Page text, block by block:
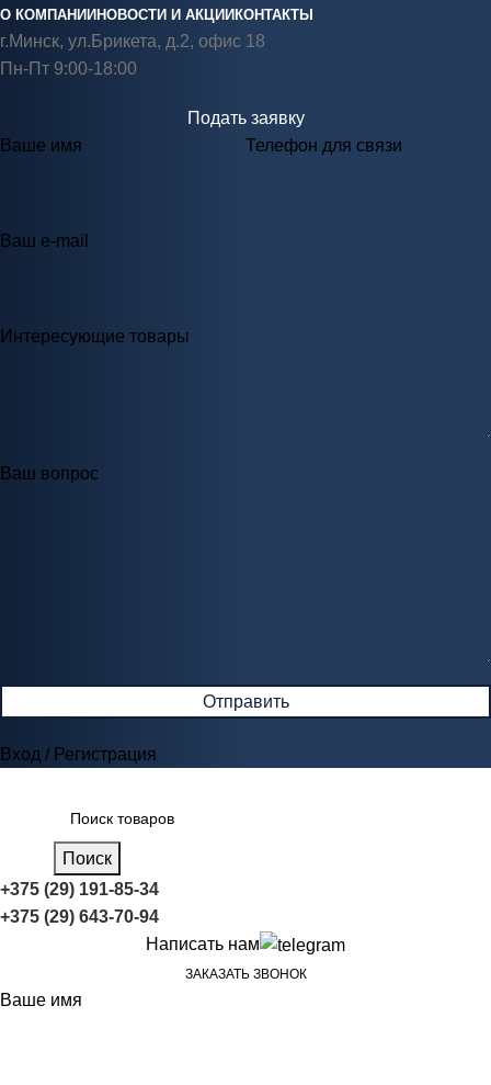
О КОМПАНИИ НОВОСТИ И АКЦИИ КОНТАКТЫ
г.Минск, ул.Брикета, д.2, офис 18
Пн-Пт 9:00-18:00
Подать заявку
Ваше имя
Телефон для связи
Ваш e-mail
Интересующие товары
Ваш вопрос
Вход / Регистрация
Поиск
+375 (29) 191-85-34
+375 (29) 643-70-94
Написать нам
ЗАКАЗАТЬ ЗВОНОК
Ваше имя